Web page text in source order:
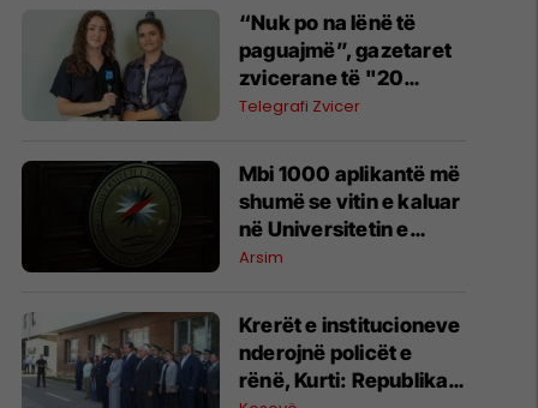
“Nuk po na lënë të
paguajmë”, gazetaret
zvicerane të "20
Minuten" mahniten
Telegrafi Zvicer
​Mbi 1000 aplikantë më
shumë se vitin e kaluar
në Universitetin e
Prishtinës
Arsim
Krerët e institucioneve
nderojnë policët e
rënë, Kurti: Republika